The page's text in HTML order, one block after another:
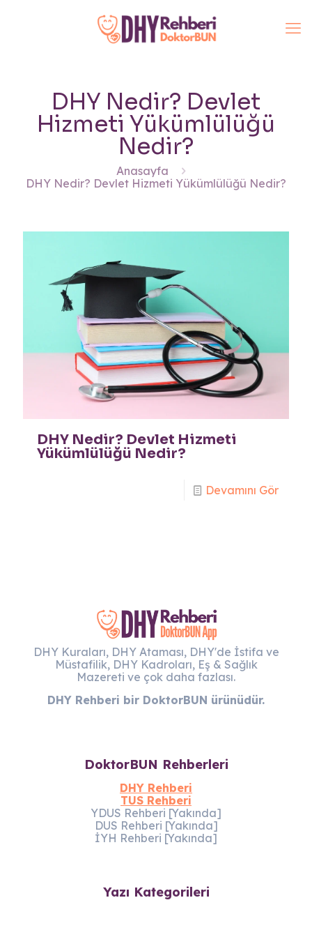
DHY Nedir? Devlet
Hizmeti Yükümlülüğü
Nedir?
Anasayfa
DHY Nedir? Devlet Hizmeti Yükümlülüğü Nedir?
DHY Nedir? Devlet Hizmeti
Yükümlülüğü Nedir?
Devamını Gör
DHY Kuraları, DHY Ataması, DHY'de İstifa ve
Müstafilik, DHY Kadroları, Eş & Sağlık
Mazereti ve çok daha fazlası.
DHY Rehberi bir DoktorBUN ürünüdür.
DoktorBUN Rehberleri
DHY Rehberi
TUS Rehberi
YDUS Rehberi [Yakında]
DUS Rehberi [Yakında]
İYH Rehberi [Yakında]
Yazı Kategorileri